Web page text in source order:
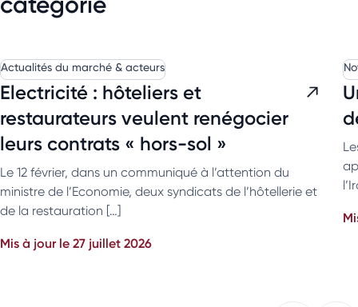
Actualités du marché & acteurs
Electricité : hôteliers et
restaurateurs veulent renégocier
leurs contrats « hors-sol »
Le 12 février, dans un communiqué à l’attention du
ministre de l’Economie, deux syndicats de l’hôtellerie et
de la restauration […]
Mis à jour le 27 juillet 2026